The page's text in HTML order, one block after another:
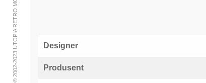
© 2002-2023 UTOPIA RETRO MODERN Designer
Produsent